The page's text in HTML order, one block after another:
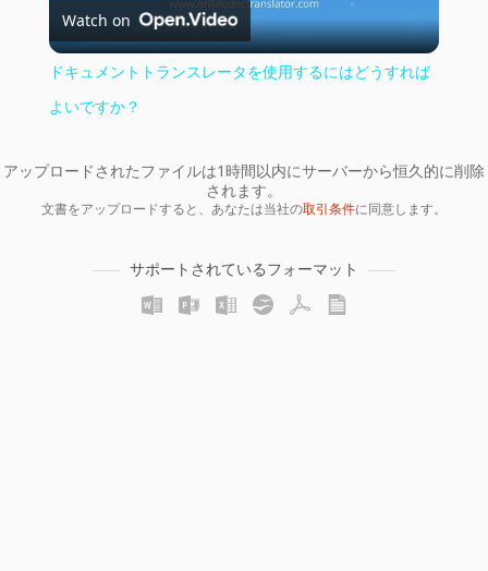
Video
Watch on
ドキュメントトランスレータを使用するにはどうすれば
よいですか？
アップロードされたファイルは1時間以内にサーバーから恒久的に削除
されます。
文書をアップロードすると、あなたは当社の取引条件に同意します。
サポートされているフォーマット